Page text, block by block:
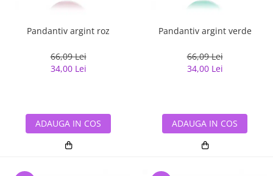
Pandantiv argint roz
66,09 Lei
34,00 Lei
ADAUGA IN COS
Pandantiv argint verde
66,09 Lei
34,00 Lei
ADAUGA IN COS